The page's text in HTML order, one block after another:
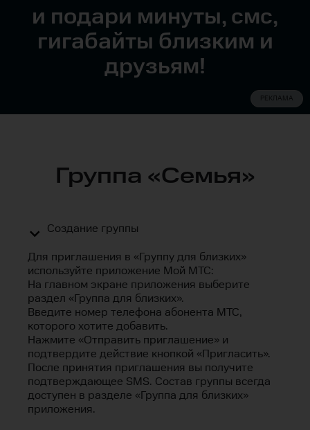
и подари минуты, смс,
гигабайты близким и
друзьям!
РЕКЛАМА
Группа «Семья»
Создание группы
Для приглашения в «Группу для близких»
используйте приложение Мой МТС:
На главном экране приложения выберите
раздел «Группа для близких».
Введите номер телефона абонента МТС,
которого хотите добавить.
Нажмите «Отправить приглашение» и
подтвердите действие кнопкой «Пригласить».
После принятия приглашения вы получите
подтверждающее SMS. Состав группы всегда
доступен в разделе «Группа для близких»
приложения.